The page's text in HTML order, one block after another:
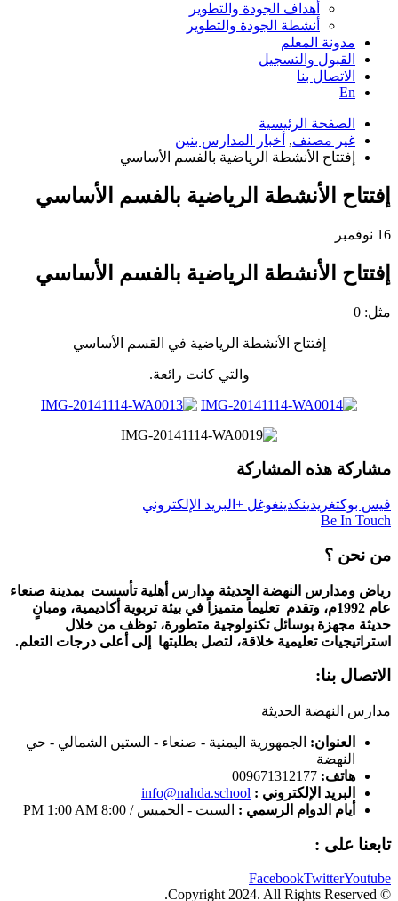
أهداف الجودة والتطوير
أنشطة الجودة والتطوير
مدونة المعلم
القبول والتسجيل
الاتصال بنا
En
الصفحة الرئيسية
غير مصنف, أخبار المدارس بنين
إفتتاح الأنشطة الرياضية بالفسم الأساسي
إفتتاح الأنشطة الرياضية بالفسم الأساسي
16 نوفمبر
إفتتاح الأنشطة الرياضية بالفسم الأساسي
مثل: 0
إفتتاح الأنشطة الرياضية في القسم الأساسي
والتي كانت رائعة.
مشاركة هذه المشاركة
فيس بوكتغريدينكدينغوغل + البريد الإلكتروني
Be In Touch
من نحن ؟
رياض ومدارس النهضة الحديثة مدارس أهلية تأسست بمدينة صنعاء
عام 1992م، وتقدم تعليماً متميزاً في بيئة تربوية أكاديمية، ومبانٍ
حديثة مجهزة بوسائل تكنولوجية متطورة، توظف من خلال
استراتيجيات تعليمية خلاقة، لتصل بطلبتها إلى أعلى درجات التعلم.
الاتصال بنا:
مدارس النهضة الحديثة
العنوان: الجمهورية اليمنية - صنعاء - الستين الشمالي - حي
النهضة
هاتف: 009671312177
البريد الإلكتروني : info@nahda.school
أيام الدوام الرسمي : السبت - الخميس / 8:00 PM 1:00 AM
تابعنا على :
FacebookTwitterYoutube
© Copyright 2024. All Rights Reserved.